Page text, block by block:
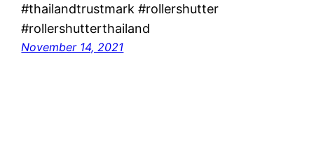
#thailandtrustmark #rollershutter
#rollershutterthailand
November 14, 2021